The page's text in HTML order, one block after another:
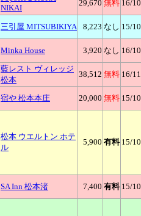
NIKAI
29,670 無料 16/10
三引屋 MITSUBIKIYA 8,223 なし 15/10
Minka House 3,920 なし 16/10
藍レスト ヴィレッジ
松本
38,512 無料 16/11
宿や 松本本庄 20,000 無料 15/10
松本 ウエルトン ホテ
ル
5,900 有料 15/10
SAInn 松本渚 7,400 有料 15/10